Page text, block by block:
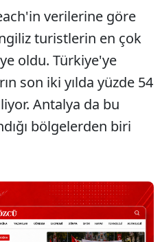
verilerine göre
turistlerin en çok
oldu. Türkiye'ye
son iki yılda yüzde 54
Antalya da bu
bölgelerden biri